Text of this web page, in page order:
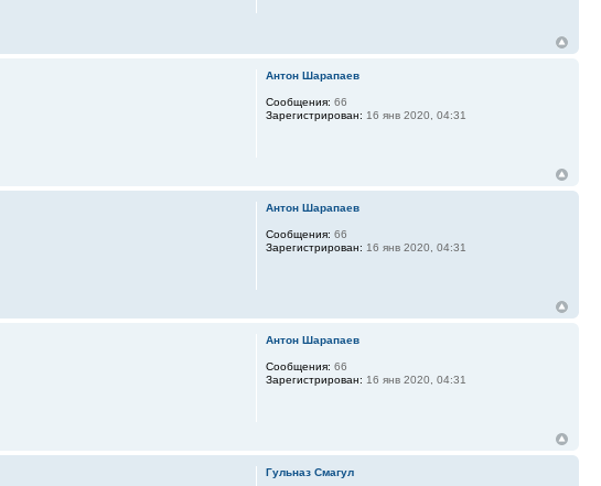
Антон Шарапаев
Сообщения: 66
Зарегистрирован: 16 янв 2020, 04:31
Антон Шарапаев
Сообщения: 66
Зарегистрирован: 16 янв 2020, 04:31
Антон Шарапаев
Сообщения: 66
Зарегистрирован: 16 янв 2020, 04:31
Гульназ Смагул